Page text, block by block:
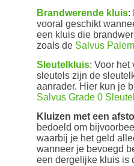
Brandwerende kluis:
vooral geschikt
een kluis die
zoals de Salvus
Sleutelkluis: Voor het
sleutels zijn de
aanrader. Hier kun je
Salvus Grade 0
Kluizen met een
bedoeld om
waarbij je het geld
wanneer je bevoegd
een dergelijke kluis is